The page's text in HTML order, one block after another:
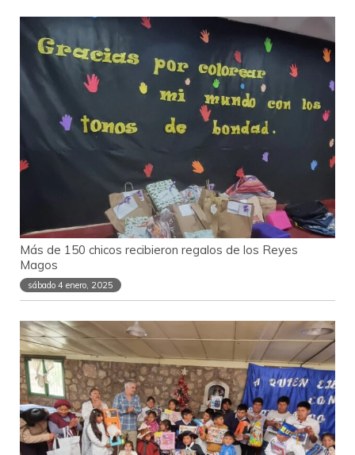
Más de 150 chicos recibieron regalos de los Reyes
Magos
sábado 4 enero, 2025